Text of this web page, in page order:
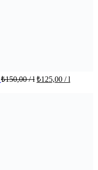
₺150,00/ l ₺125,00 / l